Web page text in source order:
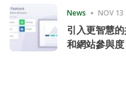
News NOV 13
引入更智慧
和網站參與度